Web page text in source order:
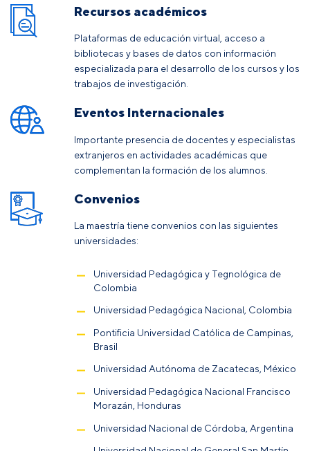
Recursos académicos
Plataformas de educación virtual, acceso a
bibliotecas y bases de datos con información
especializada para el desarrollo de los cursos y los
trabajos de investigación.
Eventos Internacionales
Importante presencia de docentes y especialistas
extranjeros en actividades académicas que
complementan la formación de los alumnos.
Convenios
La maestría tiene convenios con las siguientes
universidades:
Universidad Pedagógica y Tegnológica de
Colombia
Universidad Pedagógica Nacional, Colombia
Pontificia Universidad Católica de Campinas,
Brasil
Universidad Autónoma de Zacatecas, México
Universidad Pedagógica Nacional Francisco
Morazán, Honduras
Universidad Nacional de Córdoba, Argentina